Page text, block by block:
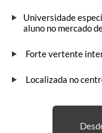
Universidade
aluno no mercado
Forte vertente
Localizada no